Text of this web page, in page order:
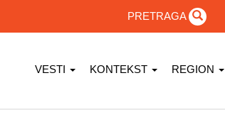
PRETRAGA
VESTI KONTEKST REGION